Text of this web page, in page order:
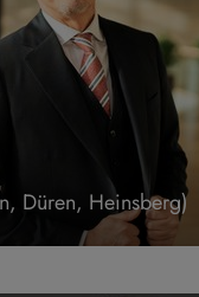
Düren, Heinsberg)